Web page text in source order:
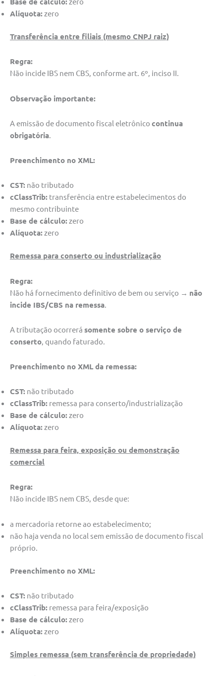
Alíquota:zero
Transferência entre filiais (mesmo CNPJ raiz)
Regra:
Não incide IBS nem CBS, conforme art. 6º, inciso II.
Observação importante:
A emissão de documento fiscal eletrônico continua
obrigatória.
Preenchimento no XML:
CST: não tributado
cClassTrib: transferência entre estabelecimentos do
mesmo contribuinte
Base de cálculo:zero
Alíquota:zero
Remessa para conserto ou industrialização
Regra:
Não há fornecimento definitivo de bem ou serviço → não
incide IBS/CBS na remessa
A tributação ocorrerá somente sobre o serviço de
conserto , quando faturado.
Preenchimento no XML da remessa:
CST: não tributado
cClassTrib: remessa para conserto/industrialização
Base de cálculo:zero
Alíquota:zero
Remessa para feira, exposição ou demonstração
comercial
Regra:
Não incide IBS nem CBS, desde que:
a mercadoria retorne ao estabelecimento;
não haja venda no local sem emissão de documento fiscal
próprio.
Preenchimento no XML:
CST: não tributado
cClassTrib: remessa para feira/exposição
Base de cálculo:zero
Alíquota:zero
Simples remessa (sem transferência de propriedade)